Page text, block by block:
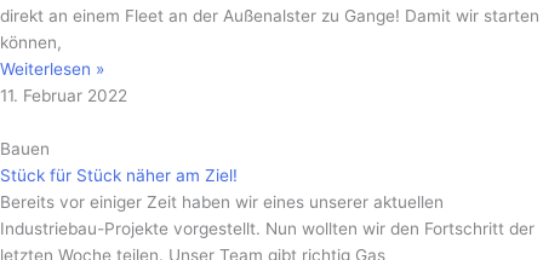
direkt an einem Fleet an der Außenalster zu Gange! Damit wir starten
können,
Weiterlesen »
11. Februar 2022
Bauen
Stück für Stück näher am Ziel!
Bereits vor einiger Zeit haben wir eines unserer aktuellen
Industriebau-Projekte vorgestellt. Nun wollten wir den Fortschritt der
letzten Woche teilen. Unser Team gibt richtig Gas